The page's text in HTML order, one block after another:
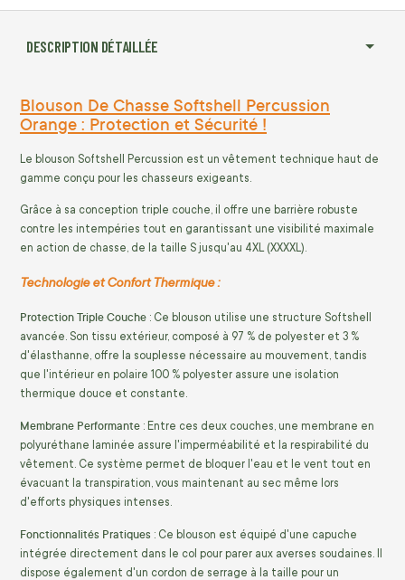
DESCRIPTION DÉTAILLÉE
Blouson De Chasse Softshell Percussion
Orange : Protection et Sécurité !
Le blouson Softshell Percussion est un vêtement technique haut de
gamme conçu pour les chasseurs exigeants.
Grâce à sa conception triple couche, il offre une barrière robuste
contre les intempéries tout en garantissant une visibilité maximale
en action de chasse, de la taille S jusqu'au 4XL (XXXXL).
Technologie et Confort Thermique :
Protection Triple Couche : Ce blouson utilise une structure Softshell
avancée. Son tissu extérieur, composé à 97 % de polyester et 3 %
d'élasthanne, offre la souplesse nécessaire au mouvement, tandis
que l'intérieur en polaire 100 % polyester assure une isolation
thermique douce et constante.
Membrane Performante : Entre ces deux couches, une membrane en
polyuréthane laminée assure l'imperméabilité et la respirabilité du
vêtement. Ce système permet de bloquer l'eau et le vent tout en
évacuant la transpiration, vous maintenant au sec même lors
d'efforts physiques intenses.
Fonctionnalités Pratiques : Ce blouson est équipé d'une capuche
intégrée directement dans le col pour parer aux averses soudaines. Il
dispose également d'un cordon de serrage à la taille pour un